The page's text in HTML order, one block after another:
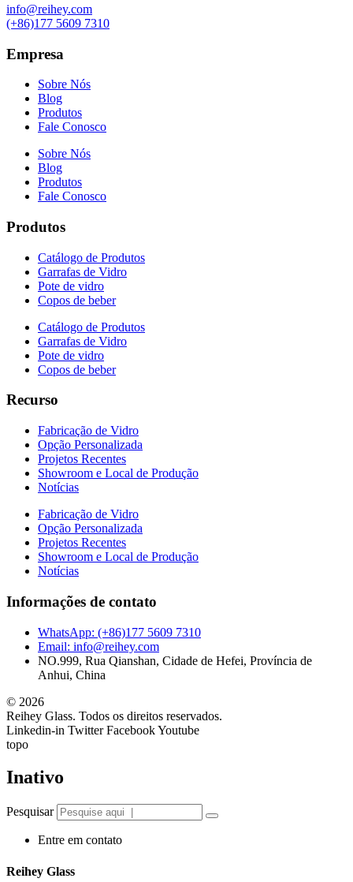
info@reihey.com
(+86)177 5609 7310
Empresa
Sobre Nós
Blog
Produtos
Fale Conosco
Sobre Nós
Blog
Produtos
Fale Conosco
Produtos
Catálogo de Produtos
Garrafas de Vidro
Pote de vidro
Copos de beber
Catálogo de Produtos
Garrafas de Vidro
Pote de vidro
Copos de beber
Recurso
Fabricação de Vidro
Opção Personalizada
Projetos Recentes
Showroom e Local de Produção
Notícias
Fabricação de Vidro
Opção Personalizada
Projetos Recentes
Showroom e Local de Produção
Notícias
Informações de contato
WhatsApp: (+86)177 5609 7310
Email: info@reihey.com
NO.999, Rua Qianshan, Cidade de Hefei, Província de
Anhui, China
© 2026
Reihey Glass. Todos os direitos reservados.
Linkedin-in Twitter FacebookYoutube
topo
Inativo
Pesquisar
Entre em contato
Reihey Glass